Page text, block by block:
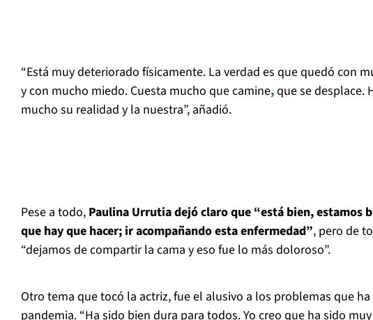
“Está muy deteriorado físicamente. La verdad es que quedó con
y con mucho miedo. Cuesta mucho que camine,que se desplace.
mucho su realidad y la nuestra”, añadió.
Pese a todo, Paulina Urrutia dejó claro que “está bien, estamos
que hay que hacer; ir acompañando esta enfermedad”, pero de
“dejamos de compartir la cama y eso fue lo más doloroso”.
Otro tema que tocó la actriz, fue el alusivo a los problemas que
pandemia. “Ha sido bien dura para todos. Yo creo que ha sido